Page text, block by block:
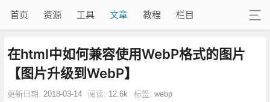
首页 资源 工具 文章 教程 栏目
在html中如何兼容使用WebP格式的图片
【图片升级到WebP】
更新日期: 2018-03-14 阅读: 12.6k 标签: webp